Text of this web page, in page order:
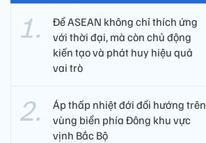
Để ASEAN không chỉ thích ứng
với thời đại, mà còn chủ động
kiến tạo và phát huy hiệu quả
vai trò
Áp thấp nhiệt đới đổi hướng trên
vùng biển phía Đông khu vực
vịnh Bắc Bộ